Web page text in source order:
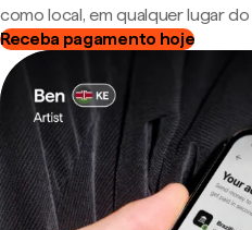
como local, em qualquer lugar
Receba pagamento hoje